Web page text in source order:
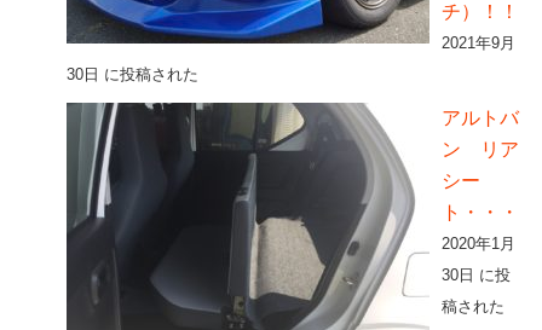
チ）！！
2021年9月
30日 に投稿された
アルトバ
ン リア
シー
ト・・・
2020年1月
30日 に投
稿された